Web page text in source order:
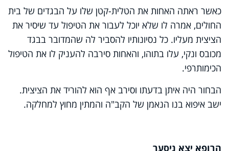
כאשר ראתה האחות את הטלית-קטן שלו על הבגדים של בית
החולים, אמרה לו שלא יוכל לעבור את הטיפול עד שיסיר את
הציצית מעליו. כל נסיונותיו להסביר לה שהמדובר בבגד
מכובס ונקי, עלו בתוהו, והאחות סירבה להעניק לו את הטיפול
הכימותרפי.
הבחור היה איתן בדעתו וסירב אף הוא להוריד את הציצית.
ישב איפוא בנו הנאמן של הקב"ה והמתין מחוץ למחלקה.
הרופא יצא ניסער